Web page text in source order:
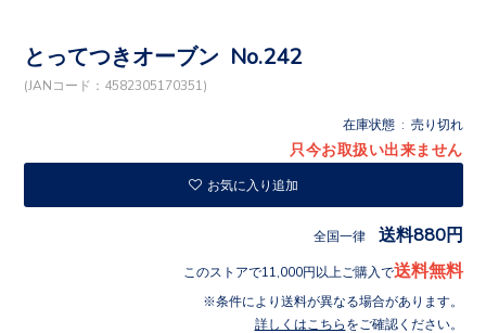
とってつきオーブン No.242
(JANコード：4582305170351)
在庫状態 : 売り切れ
只今お取扱い出来ません
お気に入り追加
全国一律 送料880円
このストアで11,000円以上ご購入で送料無料
条件により送料が異なる場合があります。
詳しくはこちら をご確認ください。